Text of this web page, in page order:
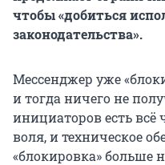
чтобы «добиться
законодательства».
Мессенджер уже
и тогда ничего не
инициаторов есть
воля, и техническое
«блокировка» больше